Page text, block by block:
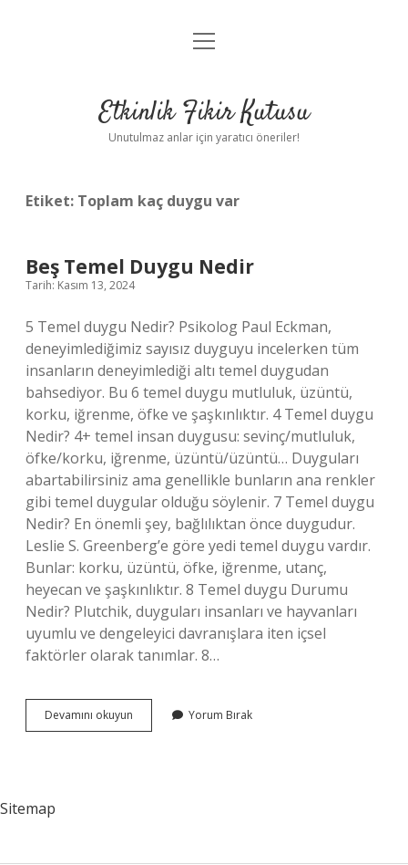
Anasayfa
Yasal Uyarı
menüyü
Etkinlik Fikir Kutusu
Unutulmaz anlar için yaratıcı öneriler!
Etiket: Toplam kaç duygu var
Beş Temel Duygu Nedir
Tarih: Kasım 13, 2024
5 Temel duygu Nedir? Psikolog Paul Eckman,
deneyimlediğimiz sayısız duyguyu incelerken tüm
insanların deneyimlediği altı temel duygudan
bahsediyor. Bu 6 temel duygu mutluluk, üzüntü,
korku, iğrenme, öfke ve şaşkınlıktır. 4 Temel duygu
Nedir? 4+ temel insan duygusu: sevinç/mutluluk,
öfke/korku, iğrenme, üzüntü/üzüntü… Duyguları
abartabilirsiniz ama genellikle bunların ana renkler
gibi temel duygular olduğu söylenir. 7 Temel duygu
Nedir? En önemli şey, bağlılıktan önce duygudur.
Leslie S. Greenberg’e göre yedi temel duygu vardır.
Bunlar: korku, üzüntü, öfke, iğrenme, utanç,
heyecan ve şaşkınlıktır. 8 Temel duygu Durumu
Nedir? Plutchik, duyguları insanları ve hayvanları
uyumlu ve dengeleyici davranışlara iten içsel
faktörler olarak tanımlar. 8…
Devamını okuyun
Temel
Yorum Bırak
Sitemap